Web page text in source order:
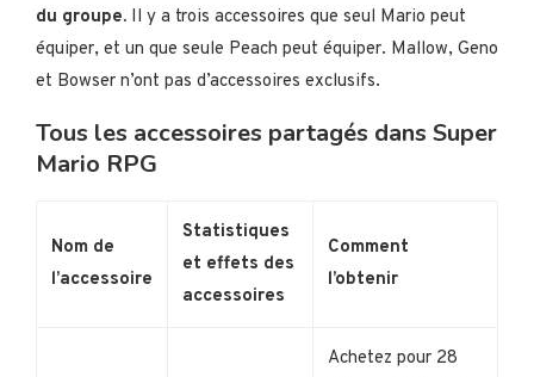
du groupe. Il y a trois accessoires que seul Mario peut
équiper, et un que seule Peach peut équiper. Mallow, Geno
et Bowser n’ont pas d’accessoires exclusifs.
Tous les accessoires partagés dans Super
Mario RPG
Nom de
l’accessoire
Statistiques
et effets des
accessoires
Comment
l’obtenir
Achetez pour 28